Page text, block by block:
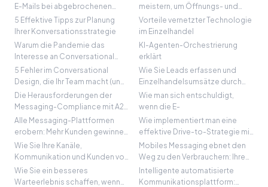
E-Mails bei abgebrochenen
Warenkörben zur
Rückgewinnung von mehr
Bestellungen
meistern, um Öffnungs- und
Klickraten zu steigern
5 Effektive Tipps zur Planung
Ihrer Konversationsstrategie
Vorteile vernetzter Technologie
im Einzelhandel
Warum die Pandemie das
Interesse an Conversational
Banking antreibt
KI-Agenten-Orchestrierung
erklärt
5 Fehler im Conversational
Design, die Ihr Team macht (und
wie Sie diese beheben)
Wie Sie Leads erfassen und
Einzelhandelsumsätze durch
Retail Marketing steigern
Die Herausforderungen der
Messaging-Compliance mit A2P
Onboarding-Paketen entlasten
Wie man sich entschuldigt,
wenn die E-
Alle Messaging-Plattformen
erobern: Mehr Kunden gewinnen
mit Konversations-KI
Wie implementiert man eine
effektive Drive-to-Strategie mit
WhatsApp?
Wie Sie Ihre Kanäle,
Kommunikation und Kunden vor
Hacking schützen: Die
essentielle Rolle der Marke
Mobiles Messaging ebnet den
Weg zu den Verbrauchern: Ihre
direkte Verbindung zum
Wachstum
Wie Sie ein besseres
Warteerlebnis schaffen, wenn
Intelligente automatisierte
Kommunikationsplattform: